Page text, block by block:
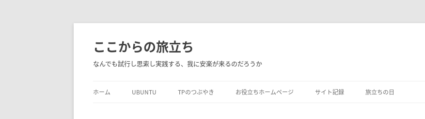
ン
テ
ン
へ
ス
ここからの旅立ち
なんでも試行し思索し実践する、我に安楽が来るのだろうか
ホーム UBUNTU TPのつぶやき お役立ちホームページ サイト記録 旅立ちの日